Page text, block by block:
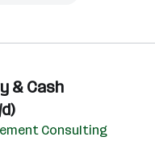
& Cash
Consulting